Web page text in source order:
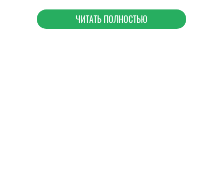
ЧИТАТЬ ПОЛНОСТЬЮ